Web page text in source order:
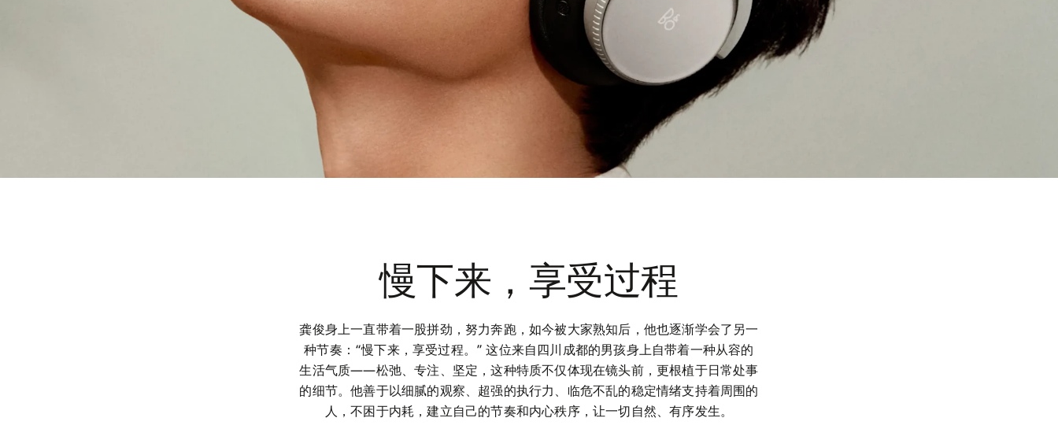
慢下来，享受过程
龚俊身上一直带着一股拼劲，努力奔跑，如今被大家熟知后，他也逐渐学会了另一
种节奏：“慢下来，享受过程。” 这位来自四川成都的男孩身上自带着一种从容的
生活气质——松弛、专注、坚定，这种特质不仅体现在镜头前，更根植于日常处事
的细节。他善于以细腻的观察、超强的执行力、临危不乱的稳定情绪支持着周围的
人，不困于内耗，建立自己的节奏和内心秩序，让一切自然、有序发生。